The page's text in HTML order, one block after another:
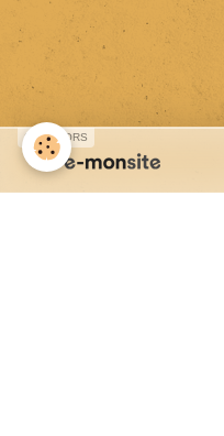
SPONSORS